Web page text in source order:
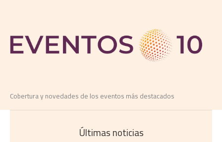
Cobertura y novedades de los eventos más destacados
Últimas noticias